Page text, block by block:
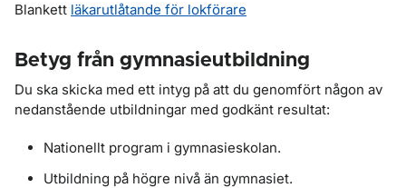
Blankett läkarutlåtande för lokförare
Betyg från gymnasieutbildning
Du ska skicka med ett intyg på att du genomfört någon av
nedanstående utbildningar med godkänt resultat:
Nationellt program i gymnasieskolan.
Utbildning på högre nivå än gymnasiet.